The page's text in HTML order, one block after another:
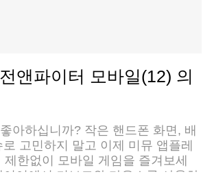
앤파이터 모바일(12) 의
아하십니까? 작은 핸드폰 화면, 배
고민하지 말고 이제 미뮤 앱플레
한없이 모바일 게임을 즐겨보세
어에서 키보드와 마우스를 사용하